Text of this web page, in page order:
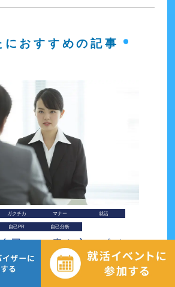
におすすめの記事
ガクチカ マナー 就活
自己PR 自己分析
己PRの書き方とポイン
例文あり